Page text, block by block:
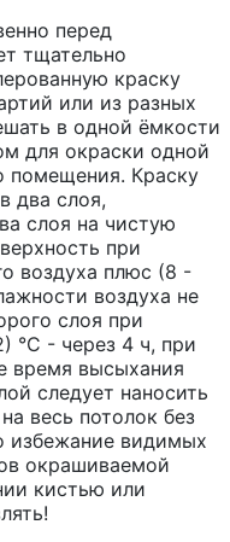
перед
тщательно
краску
или из разных
в одной ёмкости
для окраски одной
помещения. Краску
два слоя,
слоя на чистую
при
воздуха плюс (8 -
воздуха не
слоя при
°С - через 4 ч, при
время высыхания
следует наносить
весь потолок без
избежание видимых
окрашиваемой
кистью или